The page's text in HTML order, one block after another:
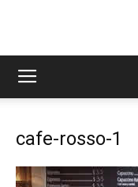
cafe-rosso-1